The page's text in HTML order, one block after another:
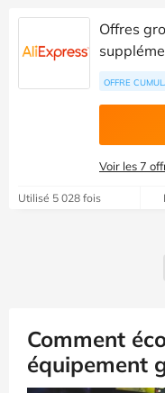
Offres
OFFRE
Voir les 7
Utilisé 5 028 fois
Comment
équipement